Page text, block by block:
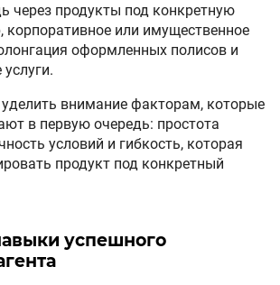
через продукты под конкретную
корпоративное или имущественное
оформленных полисов и
внимание факторам, которые
в первую очередь: простота
условий и гибкость, которая
продукт под конкретный
успешного